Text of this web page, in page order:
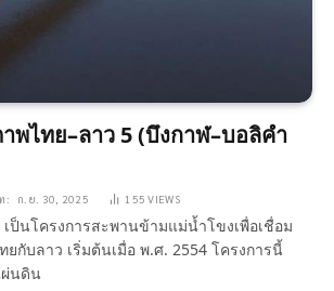
พไทย–ลาว 5 (บึงกาฬ–บอลิคำ
: ก.ย. 30, 2025 155VIEWS
ป็นโครงการสะพานข้ามแม่น้ำโขงเพื่อเชื่อม
ยกับลาว เริ่มต้นเมื่อ พ.ศ. 2554 โครงการนี้
นดิน